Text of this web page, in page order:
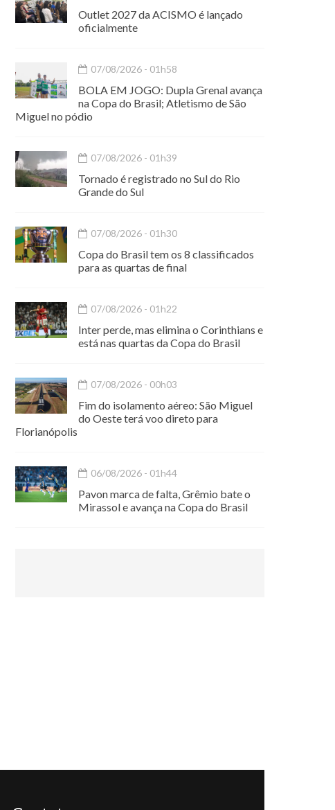
Outlet 2027 da ACISMO é lançado
oficialmente
07/08/2026 - 01h58
BOLA EM JOGO: Dupla Grenal avança
na Copa do Brasil; Atletismo de São
Miguel no pódio
07/08/2026 - 01h39
Tornado é registrado no Sul do Rio
Grande do Sul
07/08/2026 - 01h30
Copa do Brasil tem os 8 classificados
para as quartas de final
07/08/2026 - 01h22
Inter perde, mas elimina o Corinthians e
está nas quartas da Copa do Brasil
07/08/2026 - 00h03
Fim do isolamento aéreo: São Miguel
do Oeste terá voo direto para
Florianópolis
06/08/2026 - 01h44
Pavon marca de falta, Grêmio bate o
Mirassol e avança na Copa do Brasil